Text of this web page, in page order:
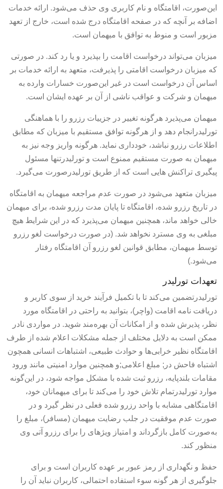
این‌صورت، اقامتگاه و نام کاربری وی حذف می‌شود. ارائه خدمات
اضافه بر آنچه که در صفحه اقامتگاه درج شده است، خارج از تعهد
مزبور است و منوط به توافق با میهمان است.
میزبان می‌تواند درخواست اقامت را بپذیرد و یا رد کند. در صورتی
که میزبان درخواست اقامتی را پذیرفت، متعهد به ارائه خدمات بر
اساس آن درخواست است در غیر این‌صورت خسارات وارده به
میهمان و شرکت و عواقب ناشی از آن بر عهده ایشان است.
میهمان می‌پذیرد هرگونه تغییر در جزییات رزرو را با هماهنگی
تورلیدرانجام دهد و از هرگونه توافق مستقیم با میزبان که مطابق
اطلاعات رزرو نباشد، خودداری نماید. هرگونه واریز وجه نیز به
میهمان به صورت مستقیم ممنوع است و تورلیدرتنها مسئول
پیگیری تراکنش هایی است که از طریق تورلیدرصورت می‌گیرد.
میزبان متعهد می‌شود در صورت عدم مراجعه میهمان به اقامتگاه
در تاریخ رزرو شده، اقامتگاه تا پایان مدت رزرو شده، برای میهمان
خالی خواهد ماند، همچنین میهمان می‌پذیرد که در این شرایط هیچ‌
مبلغی به وی مسترد نخواهد شد. (در صورت درخواست لغو رزرو
توسط میهمان، مطابق قوانین لغو رزرو آن اقامتگاه رفتار
می‌شود.)
تعهدات تورلیدر
تورلیدرتضمین می‌کند تا با تکمیل فرآیند خرید از سوی کاربر و
دریافت نامه اقامت (واچر)، بتوانید به راحتی در اقامتگاه مورد
نظر، پذیرش شده و از امکانات آن بهره‌مند شوید. در مواردی نادر
ممکن است به دلایل مختلف از جمله مشکلات اعلام شده از طرف
اقامتگاه نظیر خرابی‌ها و حوادث طبیعی، اشتباهات انسانی همچون
اشتباه فاحش در; مبلغ اعلامی;و همچنین موارد امنیتی مانند ورود
مقامات بلندپایه، رزرو ثبت شده با مشکل مواجه شود، در این‌گونه
موارد تورلیدرتمام تلاش خود را می‌کند تا برای میهمانان خود،
اقامتگاهی مشابه با واحد رزرو شده فعلی در نظر گیرد و در
صورت عدم موفقیت در جلب رضایت میهمان (مسافر)، مبلغ را
به‌صورت کامل بازگرداند و امتیاز ویژهای را برای رزرو آتی وی
منظور کند.
حفظ و نگهداری از رمز عبور بر عهده کاربران است و برای
جلوگیری از هر گونه سوء استفاده احتمالی، کاربران نباید آن را